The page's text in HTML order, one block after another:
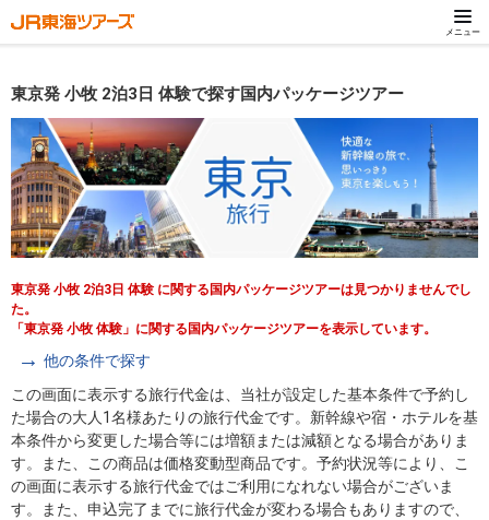
メニュー
東京発 小牧 2泊3日 体験で探す国内パッケージツアー
東京発 小牧 2泊3日 体験 に関する国内パッケージツアーは見つかりませんでし
た。
「東京発 小牧 体験」に関する国内パッケージツアーを表示しています。
他の条件で探す
この画面に表示する旅行代金は、当社が設定した基本条件で予約し
た場合の大人1名様あたりの旅行代金です。新幹線や宿・ホテルを基
本条件から変更した場合等には増額または減額となる場合がありま
す。また、この商品は価格変動型商品です。予約状況等により、こ
の画面に表示する旅行代金ではご利用になれない場合がございま
す。また、申込完了までに旅行代金が変わる場合もありますので、